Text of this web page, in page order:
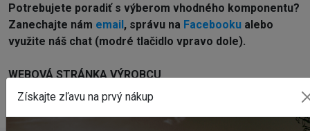
Potrebujete poradiť s výberom vhodného komponentu?
Zanechajte nám email, správu na Facebooku alebo
využite náš chat (modré tlačidlo vpravo dole).
WEBOVÁ STRÁNKA VÝROBCU
www.lezyne.com
Získajte zľavu na prvý nákup